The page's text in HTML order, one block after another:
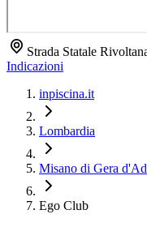
Strada Statale
Indicazioni
inpiscina.it
Lombardia
Misano di Gera
Ego Club